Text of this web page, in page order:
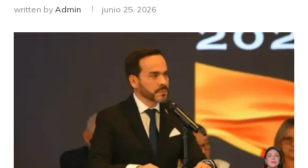
written by Admin junio 25, 2026